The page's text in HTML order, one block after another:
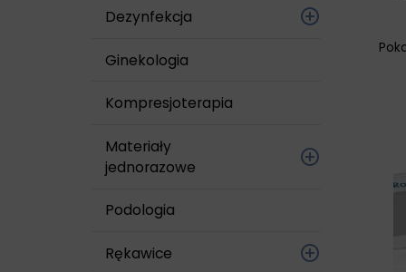
Dezynfekcja
Narzędzi i sprzętu
Powierzchni
Skóry i rąk
Ginekologia
Kompresjoterapia
Materiały
jednorazowe
cewniki, zgłębniki,
Podologia
Rękawice